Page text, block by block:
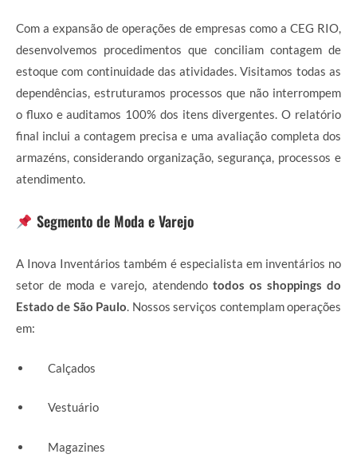
Com a expansão de operações de empresas como a CEG RIO,
desenvolvemos procedimentos que conciliam contagem de
estoque com continuidade das atividades. Visitamos todas as
dependências, estruturamos processos que não interrompem
o fluxo e auditamos 100% dos itens divergentes. O relatório
final inclui a contagem precisa e uma avaliação completa dos
armazéns, considerando organização, segurança, processos e
atendimento.
Segmento de Moda e Varejo
A Inova Inventários também é especialista em inventários no
setor de moda e varejo, atendendo todos os shoppings do
Estado de São Paulo. Nossos serviços contemplam operações
em:
Calçados
Vestuário
Magazines